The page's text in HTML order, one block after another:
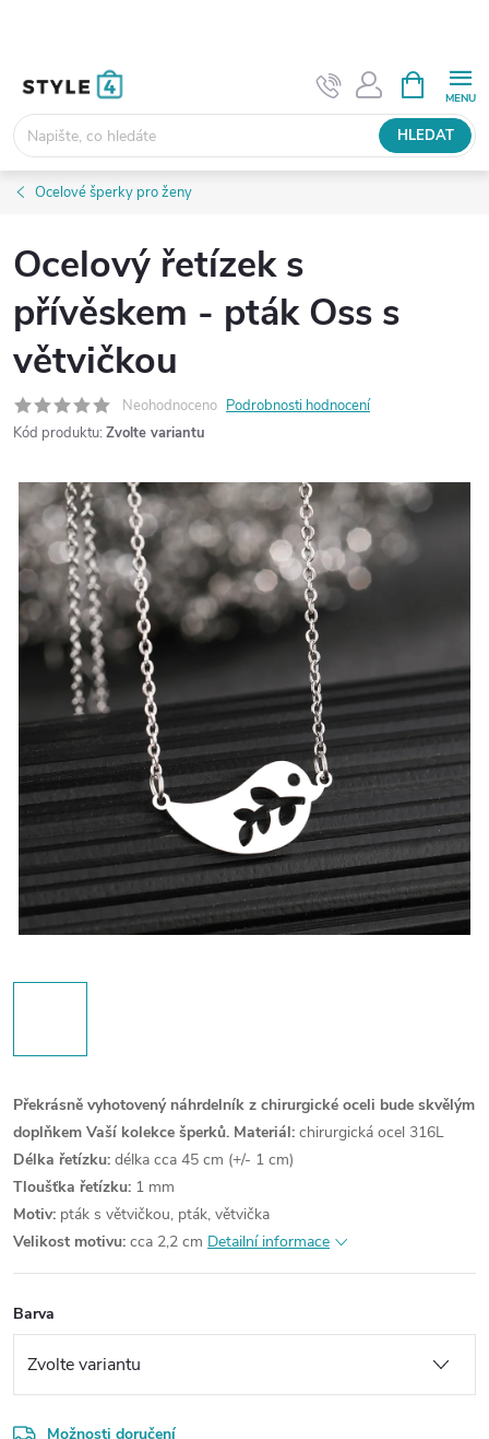
HLEDAT
NÁKUPNÍ
KOŠÍK
Ocelové šperky pro ženy
Ocelový řetízek s
přívěskem - pták Oss s
větvičkou
Neohodnoceno Podrobnosti hodnocení
Kód produktu: Zvolte variantu
Překrásně vyhotovený náhrdelník z chirurgické oceli bude skvělým
doplňkem Vaší kolekce šperků. Materiál: chirurgická ocel 316L
Délka řetízku: délka cca 45 cm (+/- 1 cm)
Tloušťka řetízku: 1 mm
Motiv: pták s větvičkou, pták, větvička
Velikost motivu: cca 2,2 cm Detailní informace
Barva
Možnosti doručení